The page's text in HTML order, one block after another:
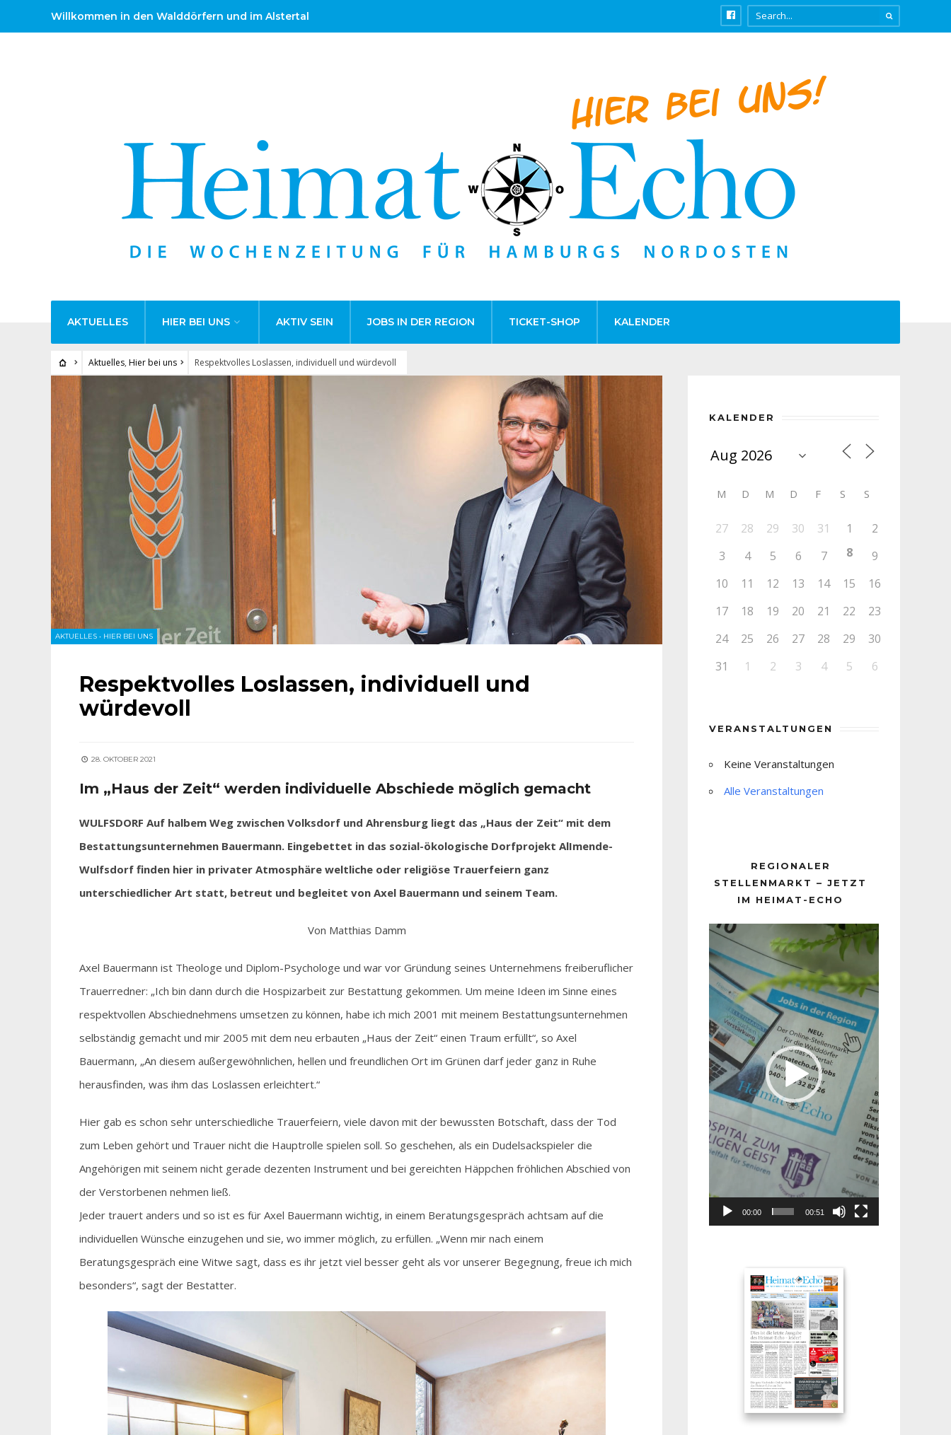
Willkommen in den Walddörfern und im Alstertal
AKTUELLES HIER BEI UNS AKTIV SEIN JOBS IN DER REGION TICKET-SHOP KALENDER
Aktuelles, Hier bei uns Respektvolles Loslassen, individuell und würdevoll
AKTUELLES • HIER BEI UNS
Respektvolles Loslassen, individuell und
würdevoll
28. OKTOBER 2021
Im „Haus der Zeit“ werden individuelle Abschiede möglich gemacht
WULFSDORF Auf halbem Weg zwischen Volksdorf und Ahrensburg liegt das „Haus der Zeit“ mit dem
Bestattungsunternehmen Bauermann. Eingebettet in das sozial-ökologische Dorfprojekt AlImende-
Wulfsdorf finden hier in privater Atmosphäre weltliche oder religiöse Trauerfeiern ganz
unterschiedlicher Art statt, betreut und begleitet von Axel Bauermann und seinem Team.
Von Matthias Damm
Axel Bauermann ist Theologe und Diplom-Psychologe und war vor Gründung seines Unternehmens freiberuflicher
Trauerredner: „Ich bin dann durch die Hospizarbeit zur Bestattung gekommen. Um meine Ideen im Sinne eines
respektvollen Abschiednehmens umsetzen zu können, habe ich mich 2001 mit meinem Bestattungsunternehmen
selbständig gemacht und mir 2005 mit dem neu erbauten „Haus der Zeit“ einen Traum erfüllt“, so Axel
Bauermann, „An diesem außergewöhnlichen, hellen und freundlichen Ort im Grünen darf jeder ganz in Ruhe
herausfinden, was ihm das Loslassen erleichtert.“
Hier gab es schon sehr unterschiedliche Trauerfeiern, viele davon mit der bewussten Botschaft, dass der Tod
zum Leben gehört und Trauer nicht die Hauptrolle spielen soll. So geschehen, als ein Dudelsackspieler die
Angehörigen mit seinem nicht gerade dezenten Instrument und bei gereichten Häppchen fröhlichen Abschied von
der Verstorbenen nehmen ließ.
Jeder trauert anders und so ist es für Axel Bauermann wichtig, in einem Beratungsgespräch achtsam auf die
individuellen Wünsche einzugehen und sie, wo immer möglich, zu erfüllen. „Wenn mir nach einem
Beratungsgespräch eine Witwe sagt, dass es ihr jetzt viel besser geht als vor unserer Begegnung, freue ich mich
besonders“, sagt der Bestatter.
KALENDER
M D M D F S S
27 28 29 30 31 1
2
3
4 5 6 7 8
9
10
11 12 13 14 15
16
17
18 19 20 21 22
23
24
25 26 27 28 29
30
31
1 2 3 4 5 6
VERANSTALTUNGEN
Keine Veranstaltungen
Alle Veranstaltungen
REGIONALER
STELLENMARKT – JETZT
IM HEIMAT-ECHO
Player
00:00 00:51